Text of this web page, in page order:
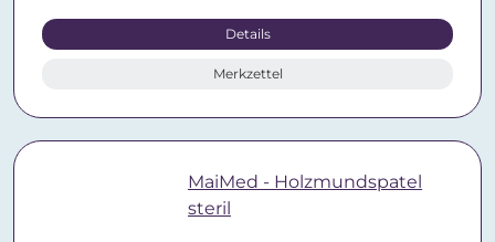
Details
Merkzettel
MaiMed - Holzmundspatel
steril